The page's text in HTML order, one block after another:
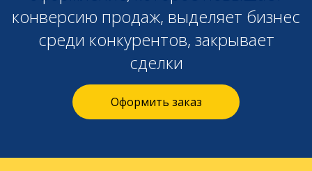
конверсию продаж, выделяет бизнес
среди конкурентов, закрывает
сделки
Оформить заказ